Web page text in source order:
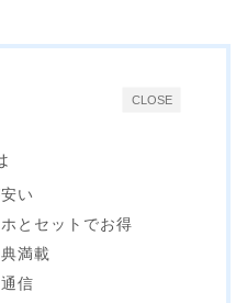
CLOSE
い
とセットでお得
満載
信